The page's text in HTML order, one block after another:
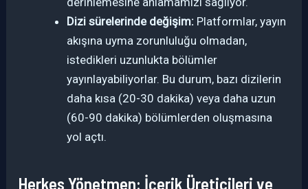
Dizi sürelerinde değişim: Platformlar, yayın
akışına uyma zorunluluğu olmadan,
istedikleri uzunlukta bölümler
yayınlayabiliyorlar. Bu durum, bazı dizilerin
daha kısa (20-30 dakika) veya daha uzun
(60-90 dakika) bölümlerden oluşmasına
yol açtı.
Herkes Yönetmen: İçerik Üreticileri ve